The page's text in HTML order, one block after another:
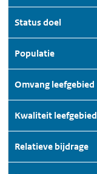
Status doel
Populatie
Omvang leefgebied
Kwaliteit leefgebied
Relatieve bijdrage